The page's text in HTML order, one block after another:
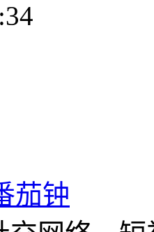
茄钟